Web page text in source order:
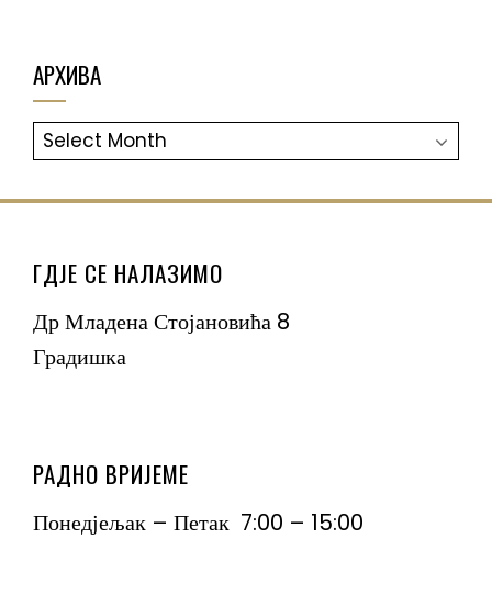
АРХИВА
АРХИВА
ГДЈЕ СЕ НАЛАЗИМО
Др Младена Стојановића 8
Градишка
РАДНО ВРИЈЕМЕ
Понедјељак – Петак 7:00 – 15:00